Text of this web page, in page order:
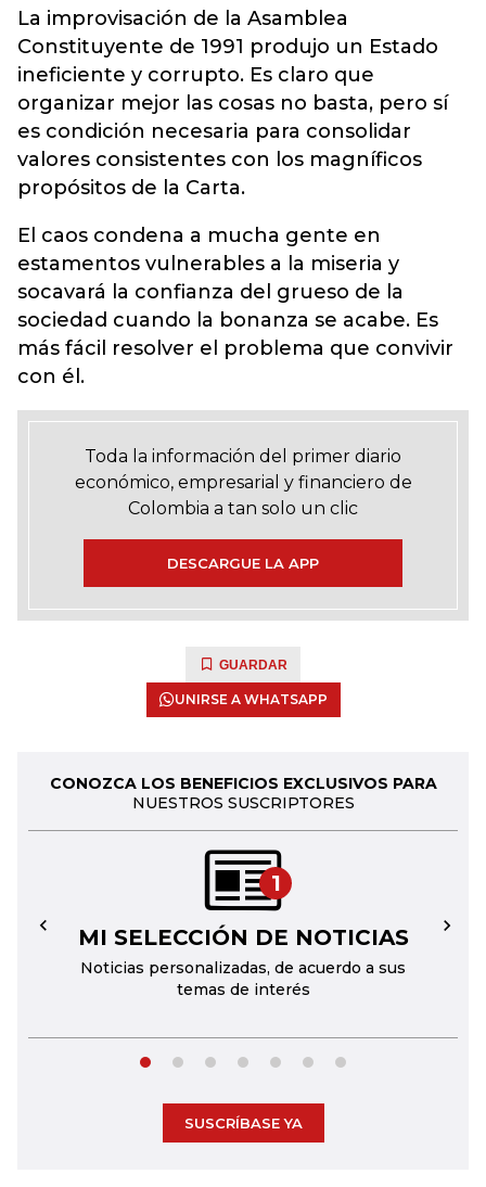
La improvisación de la Asamblea
Constituyente de 1991 produjo un Estado
ineficiente y corrupto. Es claro que
organizar mejor las cosas no basta, pero sí
es condición necesaria para consolidar
valores consistentes con los magníficos
propósitos de la Carta.
El caos condena a mucha gente en
estamentos vulnerables a la miseria y
socavará la confianza del grueso de la
sociedad cuando la bonanza se acabe. Es
más fácil resolver el problema que convivir
con él.
Toda la información del primer diario
económico, empresarial y financiero de
Colombia a tan solo un clic
DESCARGUE LA APP
GUARDAR
UNIRSE A WHATSAPP
CONOZCA LOS BENEFICIOS EXCLUSIVOS PARA
NUESTROS SUSCRIPTORES
1
MI SELECCIÓN DE NOTICIAS
Noticias personalizadas, de acuerdo a sus
temas de interés
← →
SUSCRÍBASE YA